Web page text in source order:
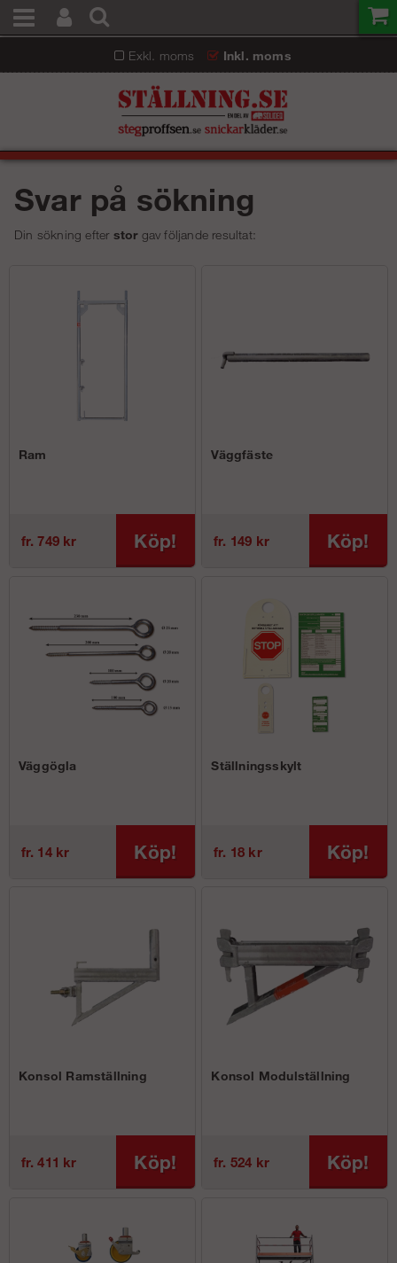
Exkl. moms Inkl. moms
Svar på sökning
Din sökning efter storgav följande resultat:
Ram
fr. 749 kr Köp!
Väggfäste
fr. 149 kr Köp!
Väggögla
fr. 14 kr Köp!
Ställningsskylt
fr. 18 kr Köp!
Konsol Ramställning
fr. 411 kr Köp!
Konsol Modulställning
fr. 524 kr Köp!